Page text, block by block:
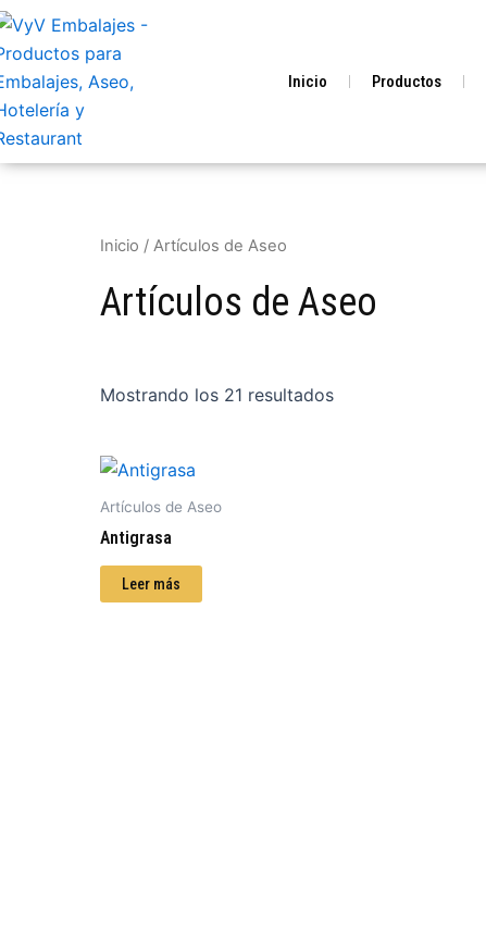
Ir
al
contenido
Inicio Productos
Inicio / Artículos de Aseo
Artículos de Aseo
Mostrando los 21 resultados
Artículos de Aseo
Antigrasa
Leer más